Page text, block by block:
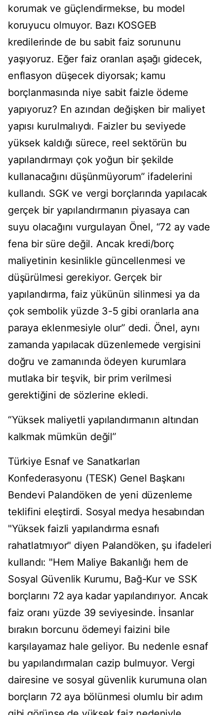
korumak ve güçlendirmekse, bu model
koruyucu olmuyor. Bazı KOSGEB
kredilerinde de bu sabit faiz sorununu
yaşıyoruz. Eğer faiz oranları aşağı gidecek,
enflasyon düşecek diyorsak; kamu
borçlanmasında niye sabit faizle ödeme
yapıyoruz? En azından değişken bir maliyet
yapısı kurulmalıydı. Faizler bu seviyede
yüksek kaldığı sürece, reel sektörün bu
yapılandırmayı çok yoğun bir şekilde
kullanacağını düşünmüyorum” ifadelerini
kullandı. SGK ve vergi borçlarında yapılacak
gerçek bir yapılandırmanın piyasaya can
suyu olacağını vurgulayan Önel, “72 ay vade
fena bir süre değil. Ancak kredi/borç
maliyetinin kesinlikle güncellenmesi ve
düşürülmesi gerekiyor. Gerçek bir
yapılandırma, faiz yükünün silinmesi ya da
çok sembolik yüzde 3-5 gibi oranlarla ana
paraya eklenmesiyle olur” dedi. Önel, aynı
zamanda yapılacak düzenlemede vergisini
doğru ve zamanında ödeyen kurumlara
mutlaka bir teşvik, bir prim verilmesi
gerektiğini de sözlerine ekledi.
“Yüksek maliyetli yapılandırmanın altından
kalkmak mümkün değil”
Türkiye Esnaf ve Sanatkarları
Konfederasyonu (TESK) Genel Başkanı
Bendevi Palandöken de yeni düzenleme
teklifini eleştirdi. Sosyal medya hesabından
"Yüksek faizli yapılandırma esnafı
rahatlatmıyor" diyen Palandöken, şu ifadeleri
kullandı: "Hem Maliye Bakanlığı hem de
Sosyal Güvenlik Kurumu, Bağ-Kur ve SSK
borçlarını 72 aya kadar yapılandırıyor. Ancak
faiz oranı yüzde 39 seviyesinde. İnsanlar
bırakın borcunu ödemeyi faizini bile
karşılayamaz hale geliyor. Bu nedenle esnaf
bu yapılandırmaları cazip bulmuyor. Vergi
dairesine ve sosyal güvenlik kurumuna olan
borçların 72 aya bölünmesi olumlu bir adım